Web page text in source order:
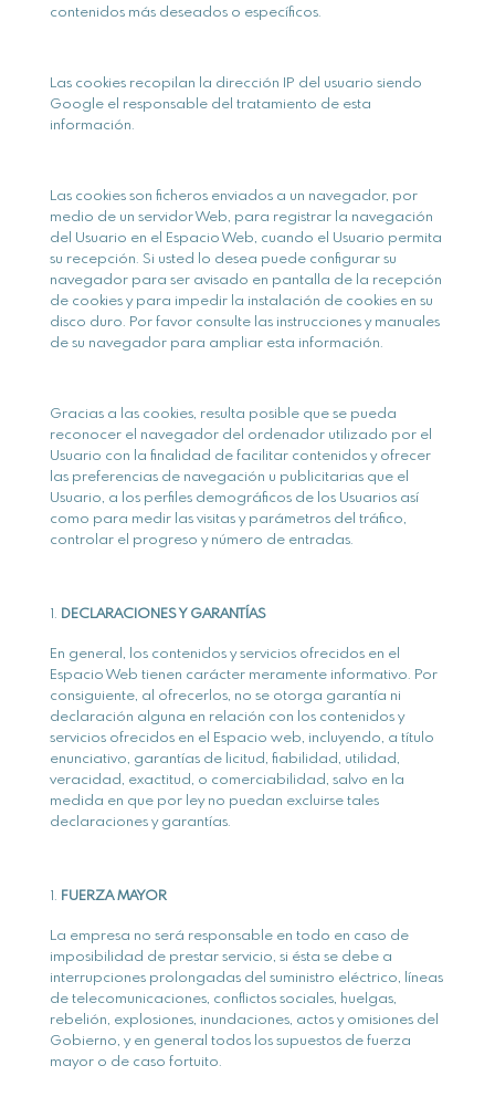
contenidos más deseados o específicos.
Las cookies recopilan la dirección IP del usuario siendo
Google el responsable del tratamiento de esta
información.
Las cookies son ficheros enviados a un navegador, por
medio de un servidor Web, para registrar la navegación
del Usuario en el Espacio Web, cuando el Usuario permita
su recepción. Si usted lo desea puede configurar su
navegador para ser avisado en pantalla de la recepción
de cookies y para impedir la instalación de cookies en su
disco duro. Por favor consulte las instrucciones y manuales
de su navegador para ampliar esta información.
Gracias a las cookies, resulta posible que se pueda
reconocer el navegador del ordenador utilizado por el
Usuario con la finalidad de facilitar contenidos y ofrecer
las preferencias de navegación u publicitarias que el
Usuario, a los perfiles demográficos de los Usuarios así
como para medir las visitas y parámetros del tráfico,
controlar el progreso y número de entradas.
DECLARACIONES Y GARANTÍAS
En general, los contenidos y servicios ofrecidos en el
Espacio Web tienen carácter meramente informativo. Por
consiguiente, al ofrecerlos, no se otorga garantía ni
declaración alguna en relación con los contenidos y
servicios ofrecidos en el Espacio web, incluyendo, a título
enunciativo, garantías de licitud, fiabilidad, utilidad,
veracidad, exactitud, o comerciabilidad, salvo en la
medida en que por ley no puedan excluirse tales
declaraciones y garantías.
FUERZA MAYOR
La empresa no será responsable en todo en caso de
imposibilidad de prestar servicio, si ésta se debe a
interrupciones prolongadas del suministro eléctrico, líneas
de telecomunicaciones, conflictos sociales, huelgas,
rebelión, explosiones, inundaciones, actos y omisiones del
Gobierno, y en general todos los supuestos de fuerza
mayor o de caso fortuito.